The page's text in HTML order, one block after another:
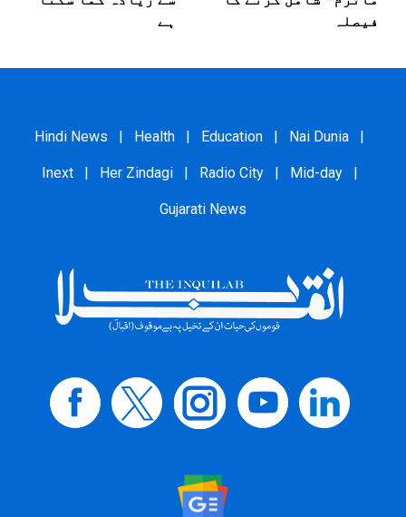
فیصلہ
ہے
Hindi News | Health | Education | Nai Dunia |
Inext | Her Zindagi | Radio City | Mid-day |
Gujarati News